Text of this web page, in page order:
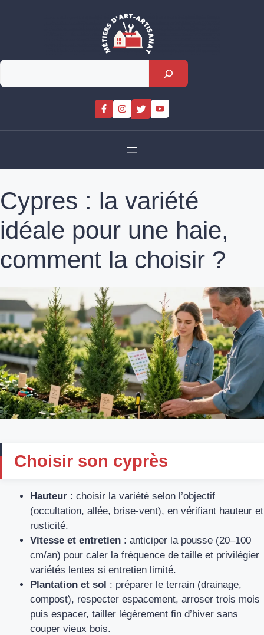
Rechercher
Cypres : la variété
idéale pour une haie,
comment la choisir ?
Choisir son cyprès
Hauteur : choisir la variété selon l’objectif
(occultation, allée, brise-vent), en vérifiant hauteur et
rusticité.
Vitesse et entretien : anticiper la pousse (20–100
cm/an) pour caler la fréquence de taille et privilégier
variétés lentes si entretien limité.
Plantation et sol : préparer le terrain (drainage,
compost), respecter espacement, arroser trois mois
puis espacer, tailler légèrement fin d’hiver sans
couper vieux bois.